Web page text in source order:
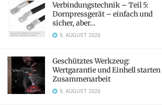
Verbindungstechnik – Teil 5:
Dornpressgerät – einfach und
sicher, aber…
5. AUGUST 2026
Geschütztes Werkzeug:
Wertgarantie und Einhell starten
Zusammenarbeit
5. AUGUST 2026